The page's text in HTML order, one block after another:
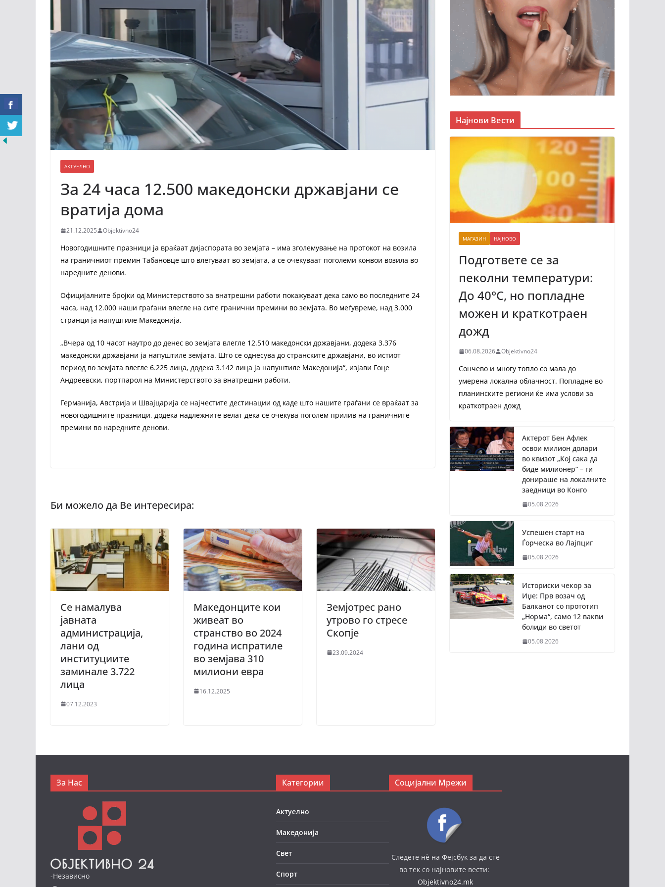
АКТУЕЛНО
За 24 часа 12.500 македонски државјани се
вратија дома
21.12.2025 Objektivno24
Новогодишните празници ја враќаат дијаспората во земјата – има зголемување на протокот на возила
на граничниот премин Табановце што влегуваат во земјата, а се очекуваат поголеми конвои возила во
наредните денови.
Официјалните бројки од Министерството за внатрешни работи покажуваат дека само во последните 24
часа, над 12.000 наши граѓани влегле на сите гранични премини во земјата. Во меѓувреме, над 3.000
странци ја напуштиле Македонија.
„Вчера од 10 часот наутро до денес во земјата влегле 12.510 македонски државјани, додека 3.376
македонски државјани ја напуштиле земјата. Што се однесува до странските државјани, во истиот
период во земјата влегле 6.225 лица, додека 3.142 лица ја напуштиле Македонија“, изјави Гоце
Андреевски, портпарол на Министерството за внатрешни работи.
Германија, Австрија и Швајцарија се најчестите дестинации од каде што нашите граѓани се враќаат за
новогодишните празници, додека надлежните велат дека се очекува поголем прилив на граничните
премини во наредните денови.
Се намалува
јавната
администрација,
лани од
институциите
заминале 3.722
лица
07.12.2023
Македонците кои
живеат во
странство во 2024
година испратиле
во земјава 310
милиони евра
16.12.2025
Земјотрес рано
утрово го стресе
Скопје
23.09.2024
Најнови Вести
МАГАЗИН НАЈНОВО
Подгответе се за
пеколни температури:
До 40°C, но попладне
можен и краткотраен
дожд
06.08.2026 Objektivno24
Сончево и многу топло со мала до
умерена локална облачност. Попладне во
планинските региони ќе има услови за
краткотраен дожд
Актерот Бен Афлек
освои милион долари
во квизот „Кој сака да
биде милионер“ – ги
донираше на локалните
заедници во Конго
05.08.2026
Успешен старт на
Ѓорческа во Лајпциг
05.08.2026
Историски чекор за
Иџе: Прв возач од
Балканот со прототип
„Норма“, само 12 вакви
болиди во светот
05.08.2026
За Нас
-Независно
Категории
Актуелно
Македонија
Свет
Спорт
Социјални Мрежи
Следете нè на Фејсбук за да сте
во тек со најновите вести:
Objektivno24.mk